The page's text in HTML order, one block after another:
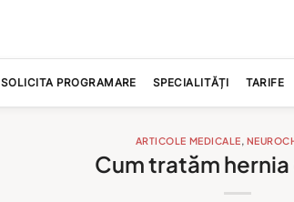
SOLICITA PROGRAMARE SPECIALITĂȚI TARIFE
ARTICOLE MEDICALE,
Cum tratăm